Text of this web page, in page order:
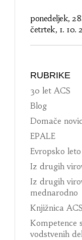
ponedeljek,
četrtek, 1. 10.
RUBRIKE
30 let ACS
Blog
Domače
EPALE
Evropsko
Iz drugih
Iz drugih
mednarodno
Knjižnica ACS
Kompetence
vodstvenih